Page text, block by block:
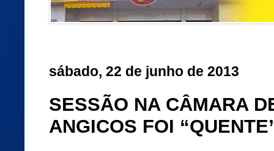
sábado, 22 de junho de 2013
SESSÃO NA CÂMARA
ANGICOS FOI